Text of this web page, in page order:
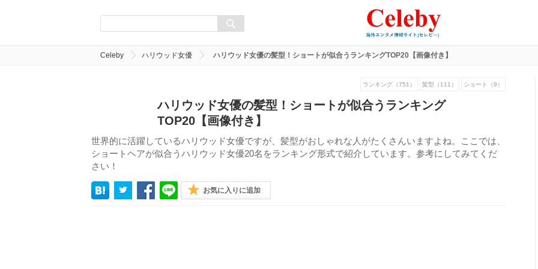
Celeby ハリウッド女優 ハリウッド女優の髪型！ショートが似合うランキングTOP20【画像付き】
ランキング（751） 髪型（111） ショート（9）
ハリウッド女優の髪型！ショートが似合うランキング
TOP20【画像付き】
世界的に活躍しているハリウッド女優ですが、髪型がおしゃれな人がたくさんいますよね。ここでは、
ショートヘアが似合うハリウッド女優20名をランキング形式で紹介しています。参考にしてみてくだ
さい！
お気に入りに追加